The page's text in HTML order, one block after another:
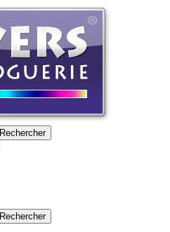
Rechercher
Rechercher